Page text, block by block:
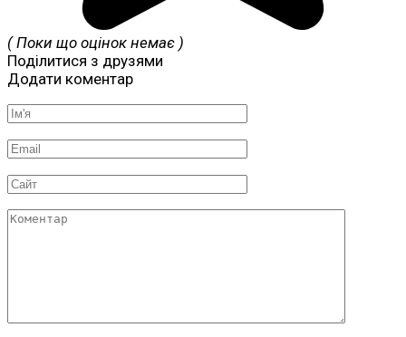
( Поки що оцінок немає )
Поділитися з друзями
Додати коментар
Ім'я
Email
Сайт
Коментар